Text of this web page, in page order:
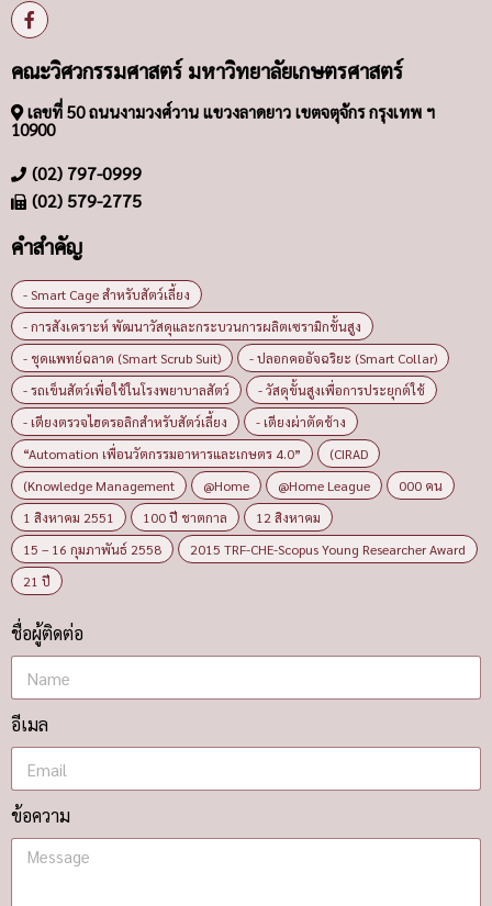
คณะวิศวกรรมศาสตร์ มหาวิทยาลัยเกษตรศาสตร์
เลขที่ 50 ถนนงามวงศ์วาน แขวงลาดยาว เขตจตุจักร กรุงเทพ ฯ
10900
(02) 797-0999
(02) 579-2775
คำสำคัญ
- Smart Cage สำหรับสัตว์เลี้ยง
- การสังเคราะห์ พัฒนาวัสดุและกระบวนการผลิตเซรามิกขั้นสูง
- ชุดแพทย์ฉลาด (Smart Scrub Suit)
- ปลอกคออัจฉริยะ (Smart Collar)
- รถเข็นสัตว์เพื่อใช้ในโรงพยาบาลสัตว์
- วัสดุขั้นสูงเพื่อการประยุกต์ใช้
- เตียงตรวจไฮดรอลิกสำหรับสัตว์เลี้ยง
- เตียงผ่าตัดช้าง
“Automation เพื่อนวัตกรรมอาหารและเกษตร 4.0”
(CIRAD
(Knowledge Management
@Home @Home League
000 คน
1 สิงหาคม 2551
100 ปี ชาตกาล
12 สิงหาคม
15 – 16 กุมภาพันธ์ 2558
2015 TRF-CHE-Scopus Young Researcher Award
21 ปี
ชื่อผู้ติดต่อ
อีเมล
ข้อความ